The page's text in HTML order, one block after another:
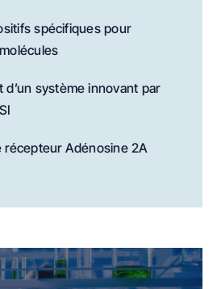
spécifiques pour
d’un système innovant par
récepteur Adénosine 2A